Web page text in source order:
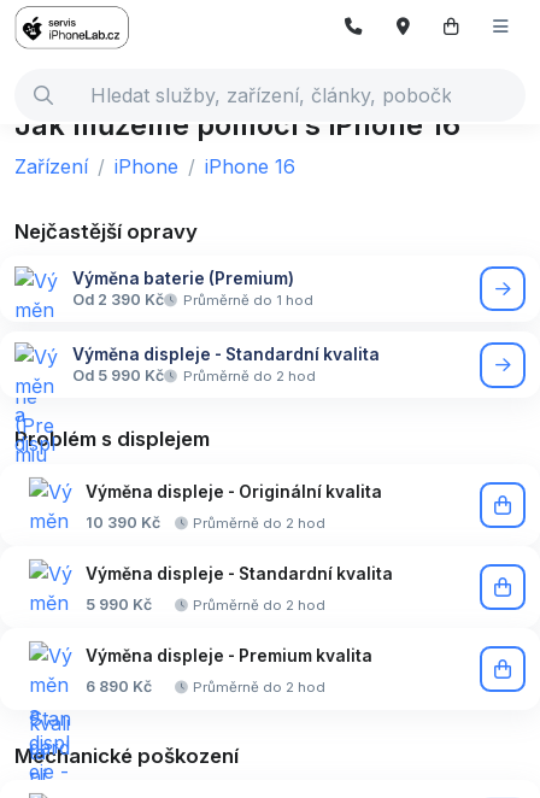
Jak můžeme pomoci s iPhone 16
Zařízení iPhone iPhone 16
Nejčastější opravy
Výměna baterie (Premium)
Od 2 390 Kč Průměrně do 1 hod
Výměna displeje - Standardní kvalita
Od 5 990 Kč Průměrně do 2 hod
Problém s displejem
Výměna displeje - Originální kvalita
10 390 Kč Průměrně do 2 hod
Výměna displeje - Standardní kvalita
5 990 Kč Průměrně do 2 hod
Výměna displeje - Premium kvalita
6 890 Kč Průměrně do 2 hod
Mechanické poškození